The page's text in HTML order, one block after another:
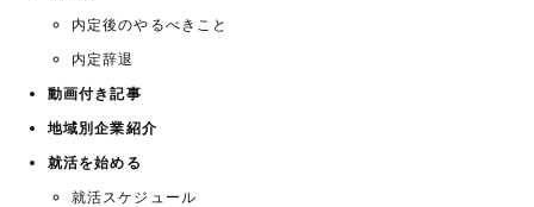
内定後のやるべきこと
内定辞退
動画付き記事
地域別企業紹介
就活を始める
就活スケジュール